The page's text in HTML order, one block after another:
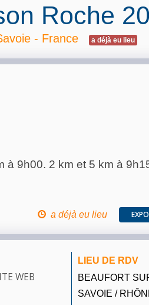
Roche
- France a déjà eu lieu
à 9h00. 2 km et 5 km à
a déjà eu lieu
WEB
LIEU DE RDV
BEAUFORT
SAVOIE /